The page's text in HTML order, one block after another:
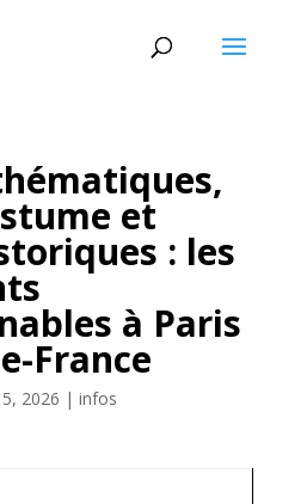
et
: les
à Paris
France
2026 | infos